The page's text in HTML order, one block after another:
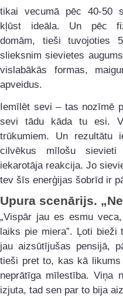
tikai vecumā pēc 40-50
kļūst ideāla. Un pēc
domām, tieši tuvojoties
slieksnim sievietes
vislabākās formas,
apveidus.
Iemīlēt sevi – tas nozīmē
sevi tādu kāda tu esi.
trūkumiem. Un
cilvēkus mīlošu sievieti
iekarotāja reakcija. Jo
tev šīs enerģijas šobrīd ir
Upura scenārijs.
„Vispār jau es esmu
laiks pie miera”. Ļoti
jau aizsūtījušas pensijā,
tieši pret to, kas kā
neprātīga mīlestība. Viņa
izjuta, tad sen par to bija